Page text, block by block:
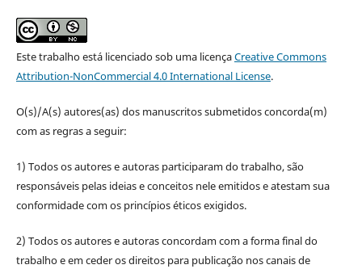
Este trabalho está licenciado sob uma licençaCreative Commons
Attribution-NonCommercial 4.0 International License.
O(s)/A(s) autores(as) dos manuscritos submetidos concorda(m)
com as regras a seguir:
1) Todos os autores e autoras participaram do trabalho, são
responsáveis pelas ideias e conceitos nele emitidos e atestam sua
conformidade com os princípios éticos exigidos.
2) Todos os autores e autoras concordam com a forma final do
trabalho e em ceder os direitos para publicação nos canais de